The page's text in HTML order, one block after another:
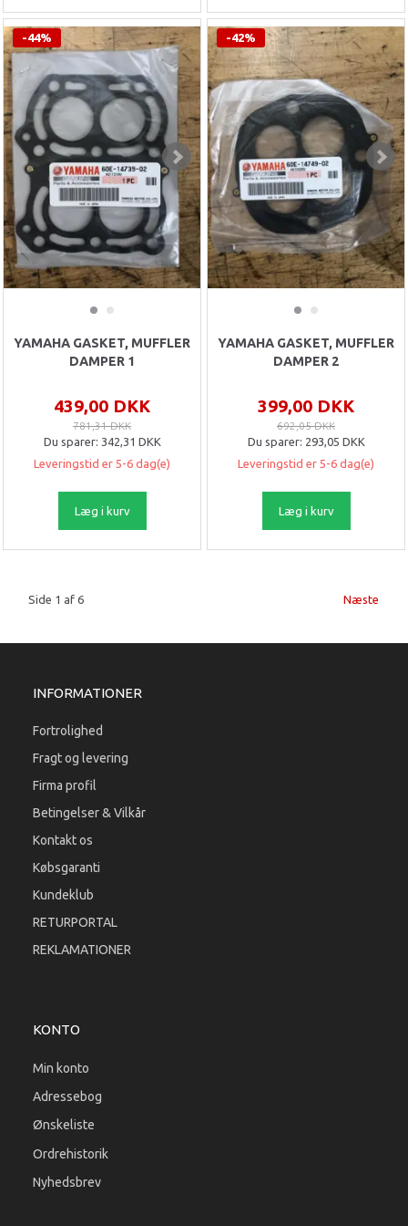
-44%
YAMAHA GASKET, MUFFLER
DAMPER 1
439,00 DKK
781,31 DKK
Du sparer: 342,31 DKK
Leveringstid er 5-6 dag(e)
Læg i kurv
-42%
YAMAHA GASKET, MUFFLER
DAMPER 2
399,00 DKK
692,05 DKK
Du sparer: 293,05 DKK
Leveringstid er 5-6 dag(e)
Læg i kurv
Side 1 af 6 Næste
INFORMATIONER
Fortrolighed
Fragt og levering
Firma profil
Betingelser & Vilkår
Kontakt os
Købsgaranti
Kundeklub
RETURPORTAL
REKLAMATIONER
KONTO
Min konto
Adressebog
Ønskeliste
Ordrehistorik
Nyhedsbrev